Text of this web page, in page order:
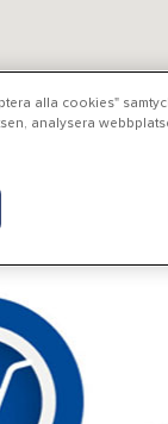
-
alla cookies"
analysera